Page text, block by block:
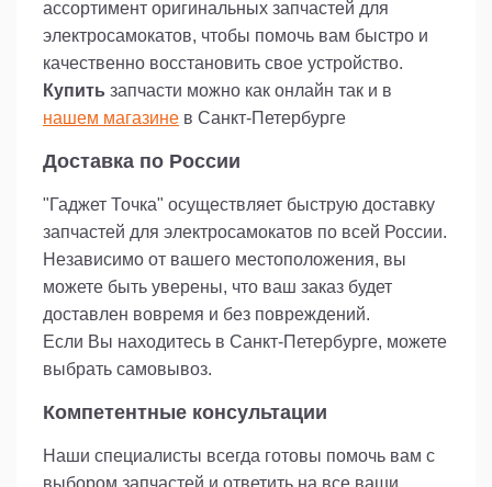
Будьте уверены в качестве и надежности
каждой запасной части, которую вы выбираете
для своего самоката.
Категория: Запасная часть для самоката.
ассортимент оригинальных запчастей для
электросамокатов, чтобы помочь вам быстро и
качественно восстановить свое устройство.
Купить запчасти можно как онлайн так и в
нашем магазине в Санкт-Петербурге
Доставка по России
"Гаджет Точка" осуществляет быструю доставку
запчастей для электросамокатов по всей России.
Независимо от вашего местоположения, вы
можете быть уверены, что ваш заказ будет
доставлен вовремя и без повреждений.
Если Вы находитесь в Санкт-Петербурге, можете
выбрать самовывоз.
Компетентные консультации
Наши специалисты всегда готовы помочь вам с
выбором запчастей и ответить на все ваши